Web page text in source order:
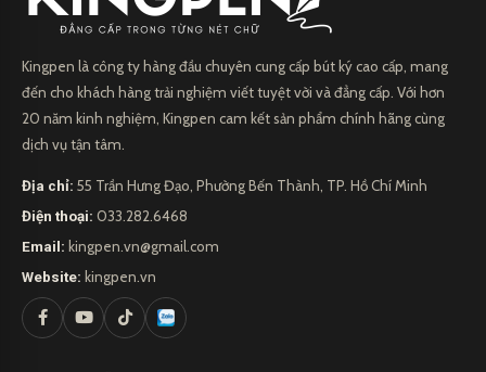
Kingpen là công ty hàng đầu chuyên cung cấp bút ký cao cấp, mang
đến cho khách hàng trải nghiệm viết tuyệt vời và đẳng cấp. Với hơn
20 năm kinh nghiệm, Kingpen cam kết sản phẩm chính hãng cùng
dịch vụ tận tâm.
Địa chỉ: 55 Trần Hưng Đạo, Phường Bến Thành, TP. Hồ Chí Minh
Điện thoại: 033.282.6468
Email: kingpen.vn@gmail.com
Website: kingpen.vn